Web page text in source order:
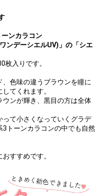
ンカラコン
ンデーシエルUV)」の「シエ
枚入りです。
色味の違うブラウンを瞳に
てくれます。
ンが輝き、黒目の方は全体
て小さくなっていくグラデ
トーンカラコンの中でも自然
すすめです。